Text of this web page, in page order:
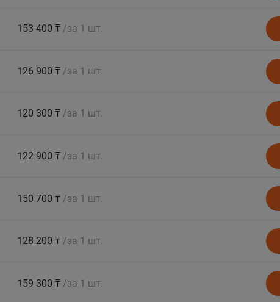
153 400 ₸ /за 1 шт.
126 900 ₸ /за 1 шт.
120 300 ₸ /за 1 шт.
122 900 ₸ /за 1 шт.
150 700 ₸ /за 1 шт.
128 200 ₸ /за 1 шт.
159 300 ₸ /за 1 шт.